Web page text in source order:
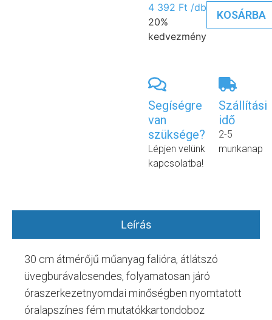
4 392 Ft /db
20%
kedvezmény
KOSÁRBA
Segíségre
van
szüksége?
Lépjen velünk
kapcsolatba!
Szállítási
idő
2-5
munkanap
Leírás
30 cm átmérőjű műanyag falióra, átlátszó
üvegburávalcsendes, folyamatosan járó
óraszerkezetnyomdai minőségben nyomtatott
óralapszínes fém mutatókkartondoboz